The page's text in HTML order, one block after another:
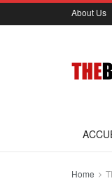
About Us
Home